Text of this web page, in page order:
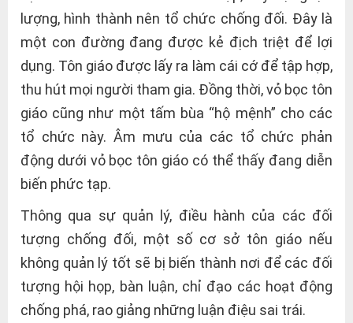
lượng, hình thành nên tổ chức chống đối. Đây là
một con đường đang được kẻ địch triệt để lợi
dụng. Tôn giáo được lấy ra làm cái cớ để tập hợp,
thu hút mọi người tham gia. Đồng thời, vỏ bọc tôn
giáo cũng như một tấm bùa “hộ mệnh” cho các
tổ chức này. Âm mưu của các tổ chức phản
động dưới vỏ bọc tôn giáo có thể thấy đang diễn
biến phức tạp.
Thông qua sự quản lý, điều hành của các đối
tượng chống đối, một số cơ sở tôn giáo nếu
không quản lý tốt sẽ bị biến thành nơi để các đối
tượng hội họp, bàn luận, chỉ đạo các hoạt động
chống phá, rao giảng những luận điệu sai trái.